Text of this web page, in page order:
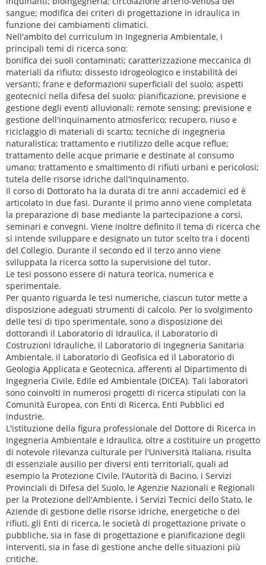
sangue; modifica dei criteri di progettazione in idraulica in
funzione dei cambiamenti climatici.
Nell'ambito del curriculum in Ingegneria Ambientale, i
principali temi di ricerca sono:
bonifica dei suoli contaminati; caratterizzazione meccanica di
materiali da rifiuto; dissesto idrogeologico e instabilità dei
versanti; frane e deformazioni superficiali del suolo; aspetti
geotecnici nella difesa del suolo; pianificazione, previsione e
gestione degli eventi alluvionali; remote sensing; previsione e
gestione dell'inquinamento atmosferico; recupero, riuso e
riciclaggio di materiali di scarto; tecniche di ingegneria
naturalistica; trattamento e riutilizzo delle acque reflue;
trattamento delle acque primarie e destinate al consumo
umano; trattamento e smaltimento di rifiuti urbani e pericolosi;
tutela delle risorse idriche dall'inquinamento.
Il corso di Dottorato ha la durata di tre anni accademici ed è
articolato in due fasi. Durante il primo anno viene completata
la preparazione di base mediante la partecipazione a corsi,
seminari e convegni. Viene inoltre definito il tema di ricerca che
si intende sviluppare e designato un tutor scelto tra i docenti
del Collegio. Durante il secondo ed il terzo anno viene
sviluppata la ricerca sotto la supervisione del tutor.
Le tesi possono essere di natura teorica, numerica e
sperimentale.
Per quanto riguarda le tesi numeriche, ciascun tutor mette a
disposizione adeguati strumenti di calcolo. Per lo svolgimento
delle tesi di tipo sperimentale, sono a disposizione dei
dottorandi il Laboratorio di Idraulica, il Laboratorio di
Costruzioni Idrauliche, il Laboratorio di Ingegneria Sanitaria
Ambientale, il Laboratorio di Geofisica ed il Laboratorio di
Geologia Applicata e Geotecnica, afferenti al Dipartimento di
Ingegneria Civile, Edile ed Ambientale (DICEA). Tali laboratori
sono coinvolti in numerosi progetti di ricerca stipulati con la
Comunità Europea, con Enti di Ricerca, Enti Pubblici ed
industrie.
L'istituzione della figura professionale del Dottore di Ricerca in
Ingegneria Ambientale e Idraulica, oltre a costituire un progetto
di notevole rilevanza culturale per l'Università Italiana, risulta
di essenziale ausilio per diversi enti territoriali, quali ad
esempio la Protezione Civile, l’Autorità di Bacino, i Servizi
Provinciali di Difesa del Suolo, le Agenzie Nazionali e Regionali
per la Protezione dell'Ambiente, i Servizi Tecnici dello Stato, le
Aziende di gestione delle risorse idriche, energetiche o dei
rifiuti, gli Enti di ricerca, le società di progettazione private o
pubbliche, sia in fase di progettazione e pianificazione degli
interventi, sia in fase di gestione anche delle situazioni più
critiche.